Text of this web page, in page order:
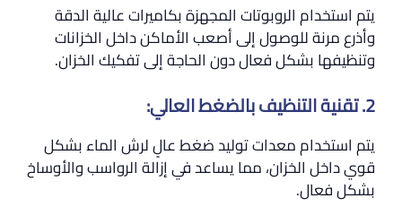
يتم استخدام الروبوتات المجهزة بكاميرات عالية الدقة
وأذرع مرنة للوصول إلى أصعب الأماكن داخل الخزانات
وتنظيفها بشكل فعال دون الحاجة إلى تفكيك الخزان.
2. تقنية التنظيف بالضغط العالي:
يتم استخدام معدات توليد ضغط عالٍ لرش الماء بشكل
قوي داخل الخزان، مما يساعد في إزالة الرواسب والأوساخ
بشكل فعال.